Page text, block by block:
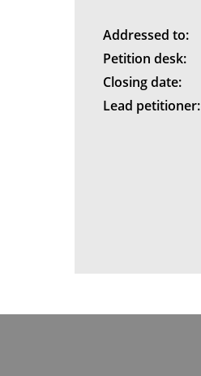
Addressed to:
Petition desk:
Closing date:
Lead petitioner: